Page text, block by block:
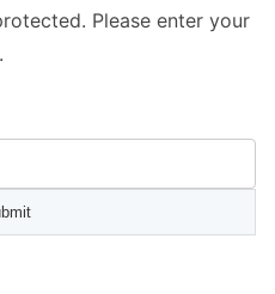
Please enter your